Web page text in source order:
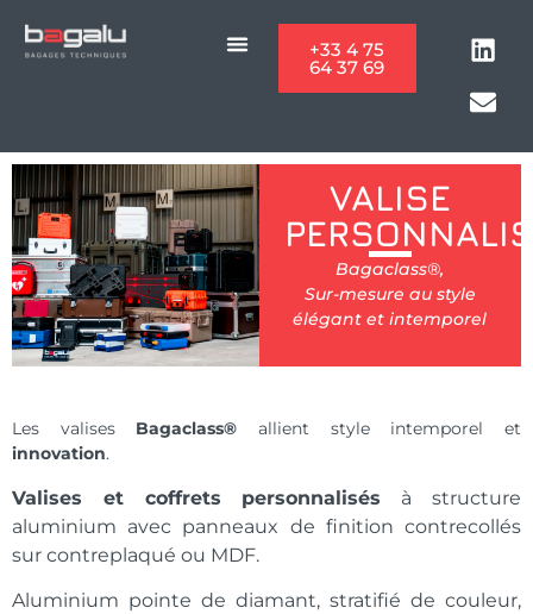
+33 4 75
64 37 69
VALISE
Bagaclass®,
Sur-mesure au style
élégant et intemporel
Les valises Bagaclass® allient style intemporel et
innovation.
Valises et coffrets personnalisés à structure
aluminium avec panneaux de finition contrecollés
sur contreplaqué ou MDF.
Aluminium pointe de diamant, stratifié de couleur,